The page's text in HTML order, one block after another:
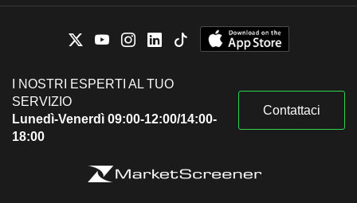
I NOSTRI ESPERTI AL TUO
SERVIZIO
Lunedì-Venerdì 09:00-12:00/14:00-
18:00
Contattaci